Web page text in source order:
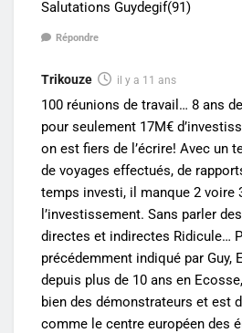
Salutations Guydegif(91)
Répondre
Trikouze il y a 11 ans
100 réunions de travail… 8 ans
pour seulement 17M€
on est fiers de l’écrire! Avec un
de voyages effectués, de
temps investi, il manque 2 voire
l’investissement. Sans parler
directes et indirectes Ridicule…
précédemment indiqué par Guy,
depuis plus de 10 ans en
bien des démonstrateurs et est
comme le centre européen des